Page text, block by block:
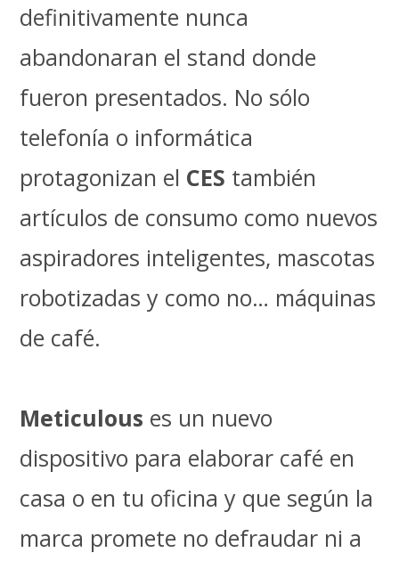
definitivamente nunca
abandonaran el stand donde
fueron presentados. No sólo
telefonía o informática
protagonizan el CES también
artículos de consumo como nuevos
aspiradores inteligentes, mascotas
robotizadas y como no… máquinas
de café.
Meticulous es un nuevo
dispositivo para elaborar café en
casa o en tu oficina y que según la
marca promete no defraudar ni a